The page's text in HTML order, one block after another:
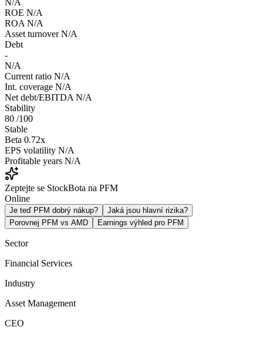
N/A
ROE N/A
ROA N/A
Asset turnover N/A
Debt
-
N/A
Current ratio N/A
Int. coverage N/A
Net debt/EBITDA N/A
Stability
80 /100
Stable
Beta 0.72x
EPS volatility N/A
Profitable years N/A
Zeptejte se StockBota na PFM
Online
Je teď PFM dobrý nákup?
Jaká jsou hlavní rizika?
Porovnej PFM vs AMD
Earnings výhled pro PFM
Sector
Financial Services
Industry
Asset Management
CEO